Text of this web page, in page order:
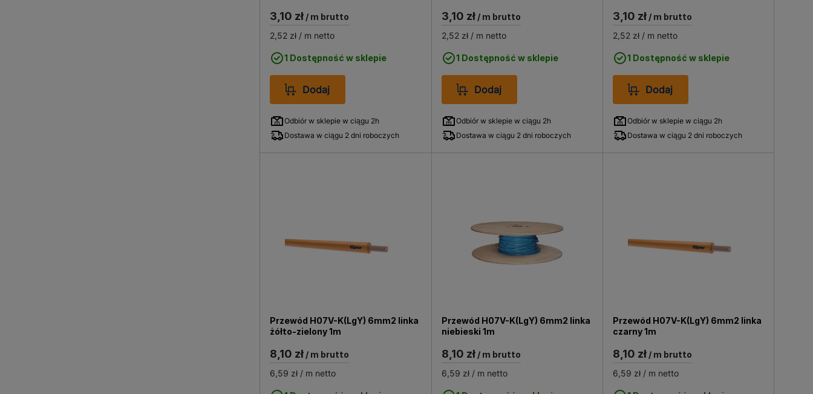
3,10 zł/ m brutto
2,52 zł/ m netto
1 Dostępność w sklepie
Dodaj
Odbiór w sklepie w ciągu 2h
Dostawa w ciągu 2 dni roboczych
3,10 zł/ m brutto
2,52 zł/ m netto
1 Dostępność w sklepie
Dodaj
Odbiór w sklepie w ciągu 2h
Dostawa w ciągu 2 dni roboczych
3,10 zł / m brutto
2,52 zł / m netto
1 Dostępność w sklepie
Dodaj
Odbiór w sklepie w ciągu 2h
Dostawa w ciągu 2 dni roboczych
Przewód H07V-K(LgY) 6mm2 linka
żółto-zielony 1m
8,10 zł/ m brutto
6,59 zł/ m netto
Przewód H07V-K(LgY) 6mm2 linka
niebieski 1m
8,10 zł/ m brutto
6,59 zł/ m netto
Przewód H07V-K(LgY) 6mm2 linka
czarny 1m
8,10 zł / m brutto
6,59 zł / m netto